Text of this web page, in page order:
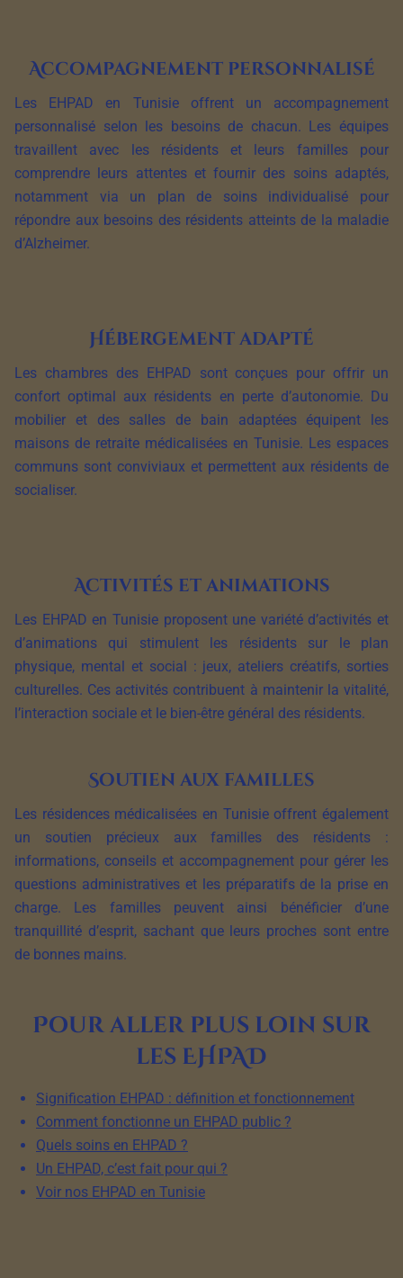
Accompagnement personnalisé
Les EHPAD en Tunisie offrent un accompagnement
personnalisé selon les besoins de chacun. Les équipes
travaillent avec les résidents et leurs familles pour
comprendre leurs attentes et fournir des soins adaptés,
notamment via un plan de soins individualisé pour
répondre aux besoins des résidents atteints de la maladie
d’Alzheimer.
Hébergement adapté
Les chambres des EHPAD sont conçues pour offrir un
confort optimal aux résidents en perte d’autonomie. Du
mobilier et des salles de bain adaptées équipent les
maisons de retraite médicalisées en Tunisie. Les espaces
communs sont conviviaux et permettent aux résidents de
socialiser.
Activités et animations
Les EHPAD en Tunisie proposent une variété d’activités et
d’animations qui stimulent les résidents sur le plan
physique, mental et social : jeux, ateliers créatifs, sorties
culturelles. Ces activités contribuent à maintenir la vitalité,
l’interaction sociale et le bien-être général des résidents.
Soutien aux familles
Les résidences médicalisées en Tunisie offrent également
un soutien précieux aux familles des résidents :
informations, conseils et accompagnement pour gérer les
questions administratives et les préparatifs de la prise en
charge. Les familles peuvent ainsi bénéficier d’une
tranquillité d’esprit, sachant que leurs proches sont entre
de bonnes mains.
Pour aller plus loin sur
les EHPAD
Signification EHPAD : définition et fonctionnement
Comment fonctionne un EHPAD public ?
Quels soins en EHPAD ?
Un EHPAD, c’est fait pour qui ?
Voir nos EHPAD en Tunisie